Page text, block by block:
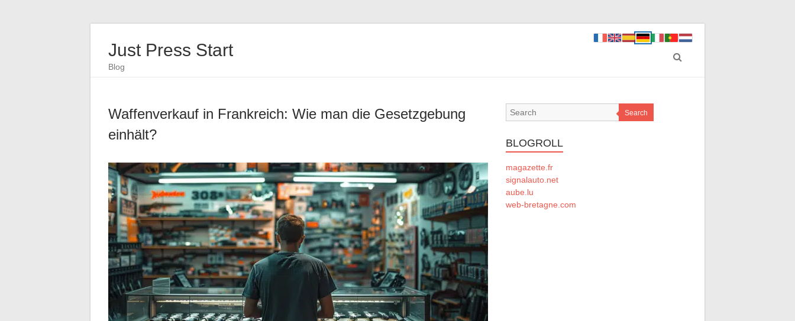
Just Press Start
Blog
Waffenverkauf in Frankreich: Wie man die Gesetzgebung
einhält?
Search
BLOGROLL
magazette.fr
signalauto.net
aube.lu
web-bretagne.com